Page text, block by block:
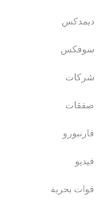
ديمدكس
سوفكس
شركات
صفقات
فارنبورو
فيديو
قوات بحرية